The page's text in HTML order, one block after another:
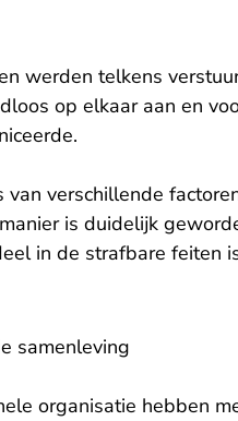
werden telkens
op elkaar aan en
van verschillende
is duidelijk
in de strafbare feiten
samenleving
organisatie hebben